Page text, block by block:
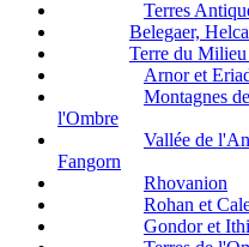
Terres
Belegaer,
Terre du
Arnor et
Montagnes
l'Ombre
Vallée de
Fangorn
Rhovanion
Rohan et
Gondor et